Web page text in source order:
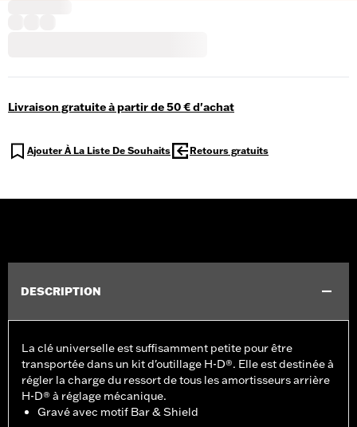
Livraison gratuite à partir de 50 € d'achat
Ajouter À La Liste De Souhaits Retours gratuits
DESCRIPTION
La clé universelle est suffisamment petite pour être
transportée dans un kit d'outillage H-D®. Elle est destinée à
régler la charge du ressort de tous les amortisseurs arrière
H-D® à réglage mécanique.
Gravé avec motif Bar & Shield